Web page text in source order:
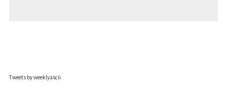
Tweets by weeklyascii